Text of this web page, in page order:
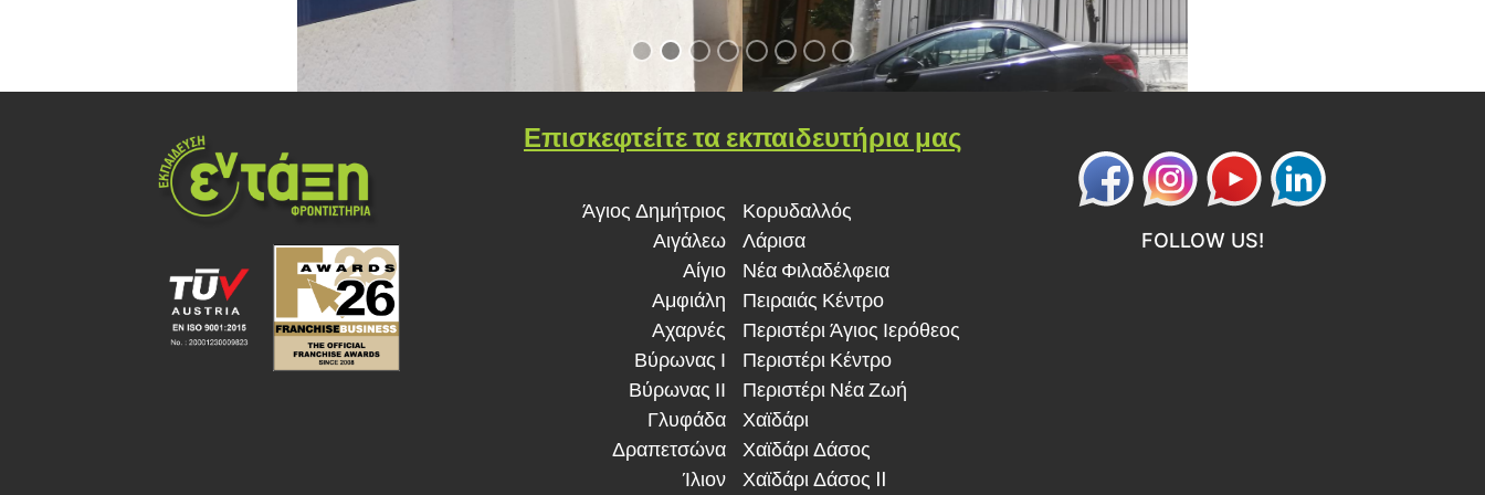
Επισκεφτείτε τα εκπαιδευτήρια μας
Άγιος Δημήτριος
Αιγάλεω
Αίγιο
Αμφιάλη
Αχαρνές
Βύρωνας Ι
Βύρωνας ΙΙ
Γλυφάδα
Δραπετσώνα
Ίλιον
Κορυδαλλός
Λάρισα
Νέα Φιλαδέλφεια
Πειραιάς Κέντρο
Περιστέρι Άγιος Ιερόθεος
Περιστέρι Κέντρο
Περιστέρι Νέα Ζωή
Χαϊδάρι
Χαϊδάρι Δάσος
Χαϊδάρι Δάσος II
FOLLOW US!